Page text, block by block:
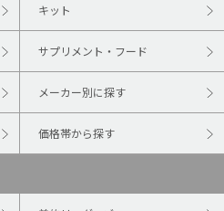
キット
サプリメント・フード
メーカー別に探す
価格帯から探す